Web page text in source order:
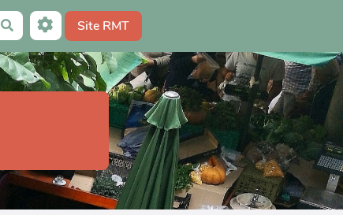
Rechercher Site RMT